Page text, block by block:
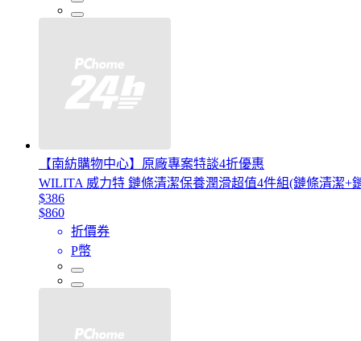
【南紡購物中心】原廠專案特談4折優惠
WILITA 威力特 鏈條清潔保養潤滑超值4件組(鏈條清潔+
$386
$860
折價券
P幣